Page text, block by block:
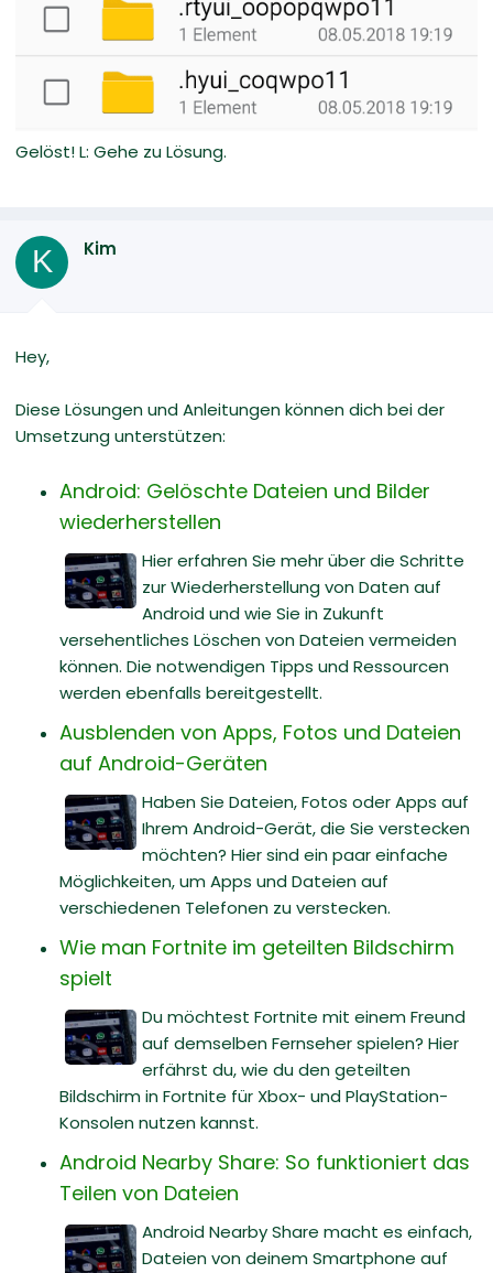
Gelöst! L: Gehe zu Lösung.
K Kim
Hey,
Diese Lösungen und Anleitungen können dich bei der
Umsetzung unterstützen:
Android: Gelöschte Dateien und Bilder
wiederherstellen
Hier erfahren Sie mehr über die Schritte
zur Wiederherstellung von Daten auf
Android und wie Sie in Zukunft
versehentliches Löschen von Dateien vermeiden
können. Die notwendigen Tipps und Ressourcen
werden ebenfalls bereitgestellt.
Ausblenden von Apps, Fotos und Dateien
auf Android-Geräten
Haben Sie Dateien, Fotos oder Apps auf
Ihrem Android-Gerät, die Sie verstecken
möchten? Hier sind ein paar einfache
Möglichkeiten, um Apps und Dateien auf
verschiedenen Telefonen zu verstecken.
Wie man Fortnite im geteilten Bildschirm
spielt
Du möchtest Fortnite mit einem Freund
auf demselben Fernseher spielen? Hier
erfährst du, wie du den geteilten
Bildschirm in Fortnite für Xbox- und PlayStation-
Konsolen nutzen kannst.
Android Nearby Share: So funktioniert das
Teilen von Dateien
Android Nearby Share macht es einfach,
Dateien von deinem Smartphone auf